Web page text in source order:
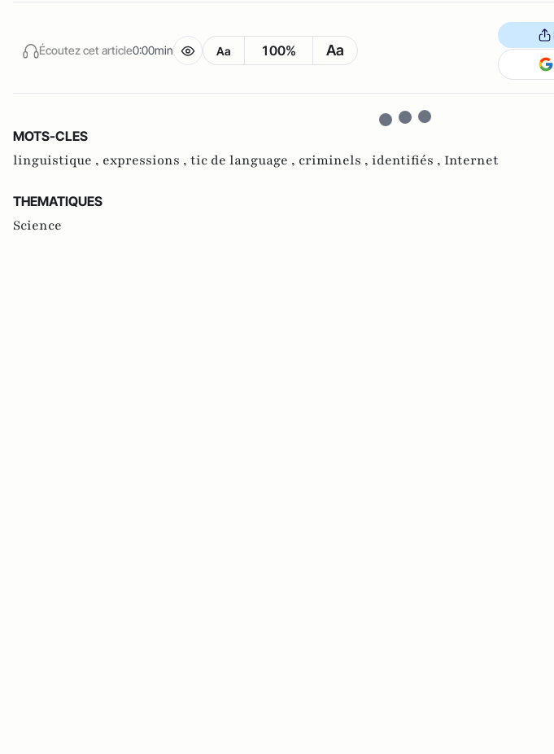
Écoutez cet article0:00min Aa 100% Aa
MOTS-CLES
linguistique , expressions , tic de language , criminels , identifiés , Internet
THEMATIQUES
Science